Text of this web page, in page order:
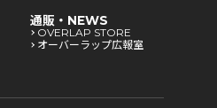
通販・NEWS
OVERLAP STORE
オーバーラップ広報室